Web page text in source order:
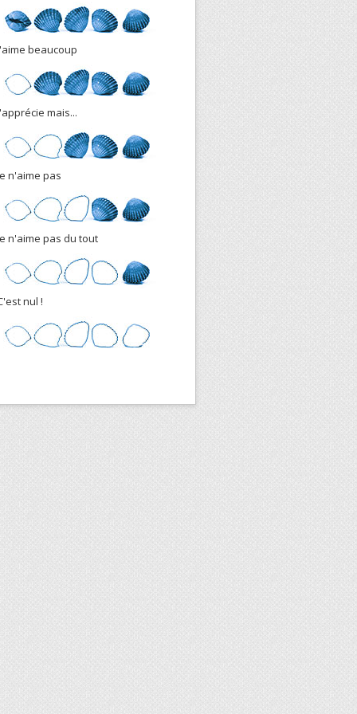
beaucoup
mais...
n'aime pas
n'aime pas du tout
nul !